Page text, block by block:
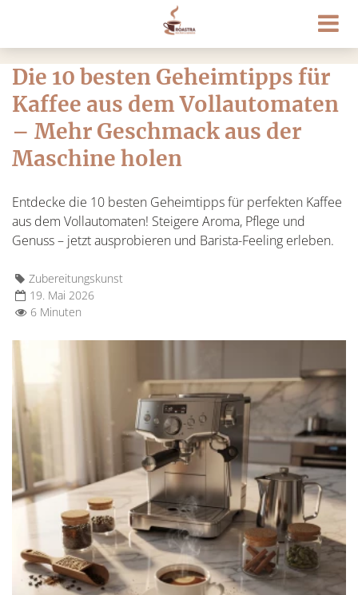
Die 10 besten Geheimtipps für
Kaffee aus dem Vollautomaten
– Mehr Geschmack aus der
Maschine holen
Entdecke die 10 besten Geheimtipps für perfekten Kaffee
aus dem Vollautomaten! Steigere Aroma, Pflege und
Genuss – jetzt ausprobieren und Barista-Feeling erleben.
Zubereitungskunst
19. Mai 2026
6 Minuten